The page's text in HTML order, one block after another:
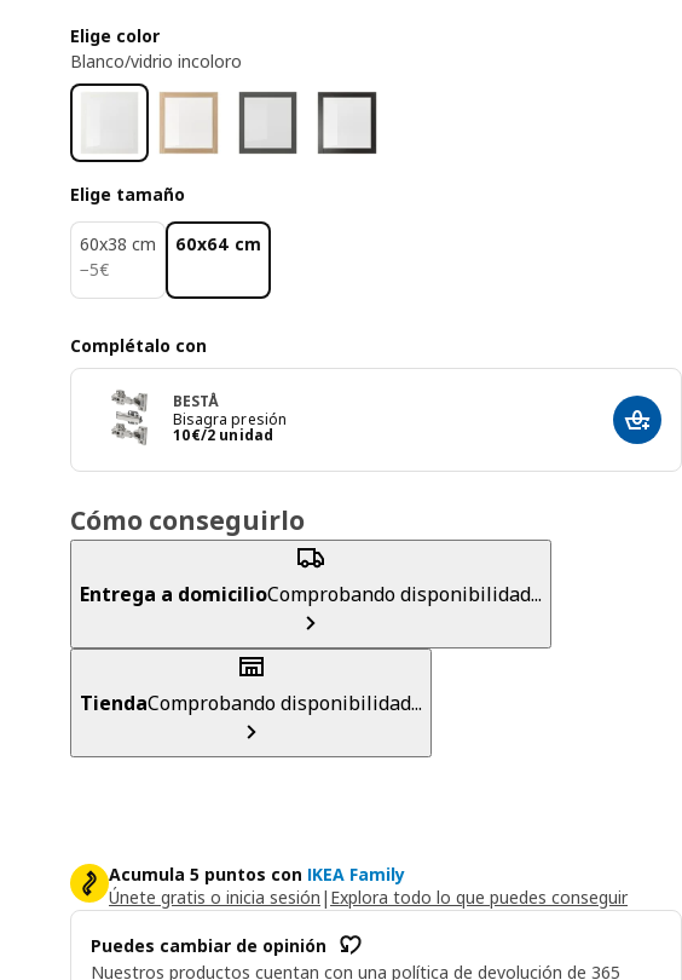
Elige color
Blanco/vidrio incoloro
Elige tamaño
60x38 cm
−5€
5€
60x64 cm
Complétalo con
BESTÅ
Bisagra presión
10€/2 unidad
El precio 10€/2 unidad
Cómo conseguirlo
Entrega a domicilioComprobando disponibilidad...
TiendaComprobando disponibilidad...
Acumula 5 puntos con IKEA Family
Únete gratis o inicia sesión | Explora todo lo que puedes conseguir
Puedes cambiar de opinión
Nuestros productos cuentan con una política de devolución de 365